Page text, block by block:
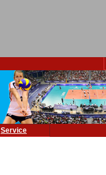
Service